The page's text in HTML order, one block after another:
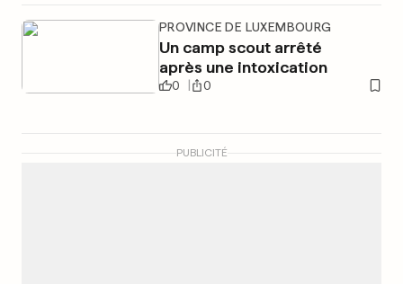
PROVINCE DE LUXEMBOURG
Un camp scout arrêté
après une intoxication
0 0
PUBLICITÉ